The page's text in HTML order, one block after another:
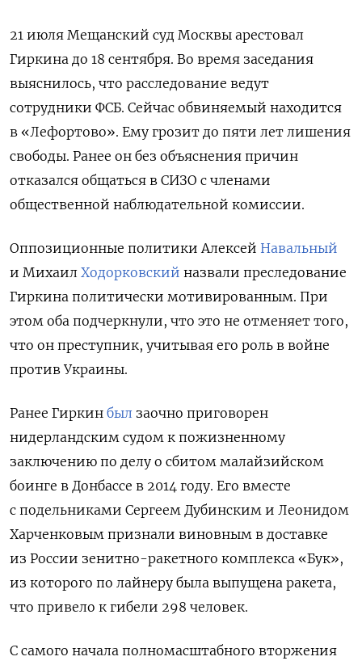
21 июля Мещанский суд Москвы арестовал
Гиркина до 18 сентября. Во время заседания
выяснилось, что расследование ведут
сотрудники ФСБ. Сейчас обвиняемый находится
в «Лефортово». Ему грозит до пяти лет лишения
свободы. Ранее он без объяснения причин
отказался общаться в СИЗО с членами
общественной наблюдательной комиссии.
Оппозиционные политики Алексей Навальный
и Михаил Ходорковский назвали преследование
Гиркина политически мотивированным. При
этом оба подчеркнули, что это не отменяет того,
что он преступник, учитывая его роль в войне
против Украины.
Ранее Гиркин был заочно приговорен
нидерландским судом к пожизненному
заключению по делу о сбитом малайзийском
боинге в Донбассе в 2014 году. Его вместе
с подельниками Сергеем Дубинским и Леонидом
Харченковым признали виновным в доставке
из России зенитно-ракетного комплекса «Бук»,
из которого по лайнеру была выпущена ракета,
что привело к гибели 298 человек.
С самого начала полномасштабного вторжения